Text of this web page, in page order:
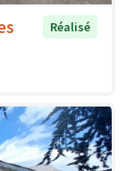
Réalisé